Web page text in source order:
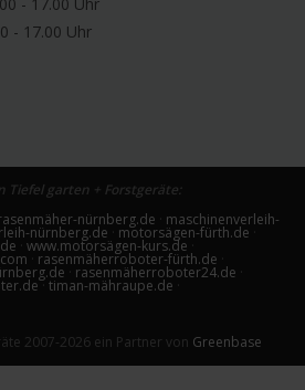
- 17.00 Uhr
Tiefel garten + Forstgeräte:
nürnberg.de maschinenverleih-
nürnberg.de motorsägen-fürth.de
·www.motorsägen-kurs.de
rasenmäherroboter-fürth.de
rasenmäherroboter24.de
·timan-mähraupe.de
2007-2026 ein Partner von Greenbase